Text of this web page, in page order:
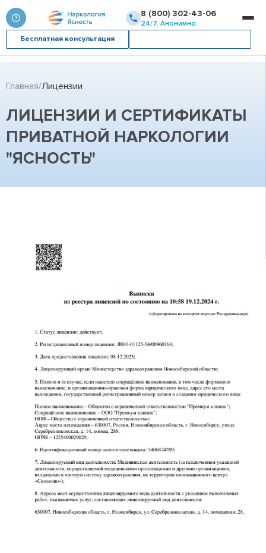
8 (800) 302-43-06
24/7. Анонимно.
Бесплатная консультация
Главная Лицензии
ЛИЦЕНЗИИ И СЕРТИФИКАТЫ
ПРИВАТНОЙ НАРКОЛОГИИ
"ЯСНОСТЬ"